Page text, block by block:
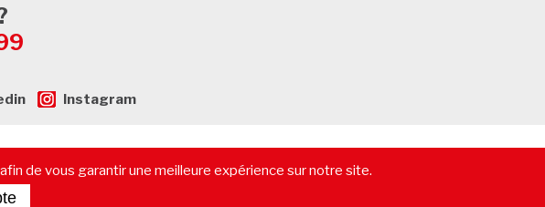
Instagram
de prêt immobilier-Vendre un immeuble-Location pure-
-Contactez-nous
de vous garantir une meilleure expérience sur notre site.